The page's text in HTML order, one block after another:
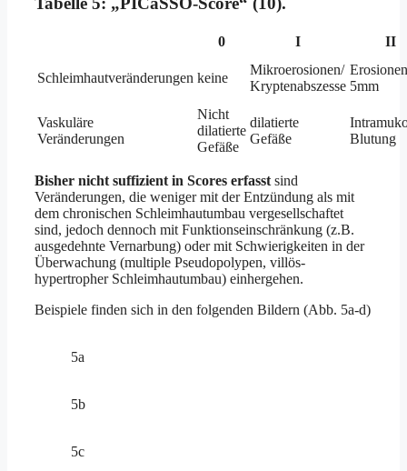
0 I II
Schleimhautveränderungen keine
Mikroerosionen/
Kryptenabszesse 5mm
Vaskuläre
Veränderungen
Nicht
dilatierte
Gefäße
dilatierte
Gefäße
Blutung
Bisher nicht suffizient in Scores erfasst sind
Veränderungen, die weniger mit der Entzündung als mit
dem chronischen Schleimhautumbau vergesellschaftet
sind, jedoch dennoch mit Funktionseinschränkung (z.B.
ausgedehnte Vernarbung) oder mit Schwierigkeiten in der
Überwachung (multiple Pseudopolypen, villös-
hypertropher Schleimhautumbau) einhergehen.
Beispiele finden sich in den folgenden Bildern (Abb. 5a-d)
5a
5b
5c